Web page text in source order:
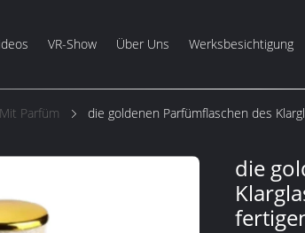
VR-Show Über Uns Werksbesichtigung
Parfüm die goldenen Parfümflaschen des
die